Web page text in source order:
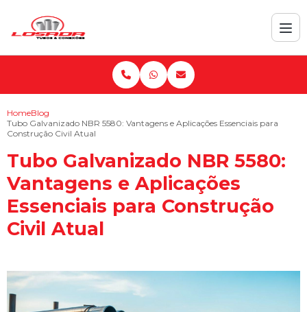
HomeBlog
Tubo Galvanizado NBR 5580: Vantagens e Aplicações Essenciais para
Construção Civil Atual
Tubo Galvanizado NBR 5580:
Vantagens e Aplicações
Essenciais para Construção
Civil Atual